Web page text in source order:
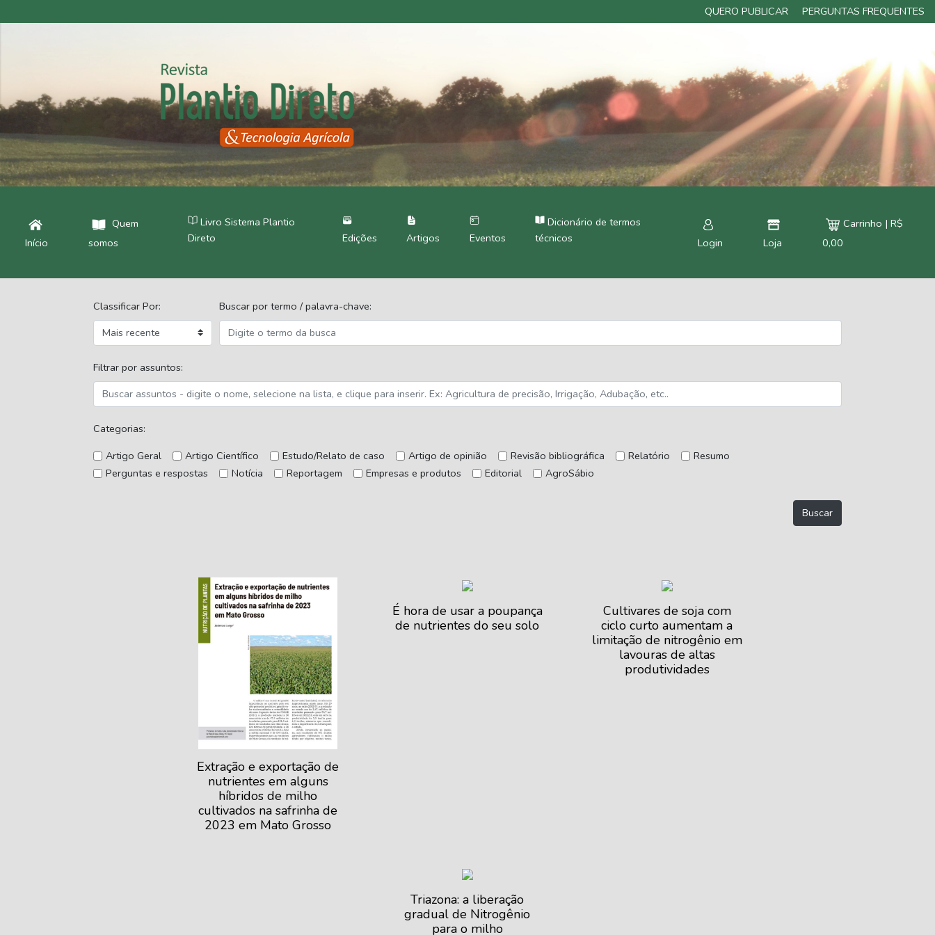
QUERO PUBLICAR PERGUNTAS FREQUENTES
Início
Quem
somos
Livro Sistema Plantio
Direto
Edições Artigos Eventos
Dicionário de termos
técnicos
Login Loja
Carrinho | R$
0,00
Classificar Por: Buscar por termo / palavra-chave:
Filtrar por assuntos:
Categorias:
Artigo Geral
Artigo Científico Estudo/Relato de caso Artigo de opinião Revisão bibliográfica Relatório
Resumo
Perguntas e respostas
Notícia Reportagem Empresas e produtos Editorial AgroSábio
Extração e exportação de
nutrientes em alguns
híbridos de milho
cultivados na safrinha de
2023 em Mato Grosso
É hora de usar a poupança
de nutrientes do seu solo
Cultivares de soja com
ciclo curto aumentam a
limitação de nitrogênio em
lavouras de altas
produtividades
Triazona: a liberação
gradual de Nitrogênio
para o milho